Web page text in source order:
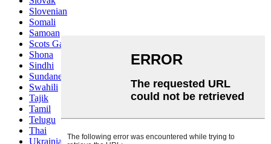
Slovenian
Somali
Samoan
Scots Gaelic
Shona
Sindhi
Sundanese
Swahili
Tajik
Tamil
Telugu
Thai
Ukrainian